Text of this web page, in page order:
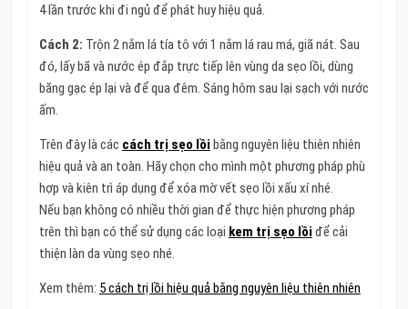
4 lần trước khi đi ngủ để phát huy hiệu quả.
Cách 2: Trộn 2 nắm lá tía tô với 1 nắm lá rau má, giã nát. Sau
đó, lấy bã và nước ép đắp trực tiếp lên vùng da sẹo lồi, dùng
băng gạc ép lại và để qua đêm. Sáng hôm sau lại sạch với nước
ấm.
Trên đây là các cách trị sẹo lồibằng nguyên liệu thiên nhiên
hiệu quả và an toàn. Hãy chọn cho mình một phương pháp phù
hợp và kiên trì áp dụng để xóa mờ vết sẹo lồi xấu xí nhé.
Nếu bạn không có nhiều thời gian để thực hiện phương pháp
trên thì bạn có thể sử dụng các loại kem trị sẹo lồiđể cải
thiện làn da vùng sẹo nhé.
Xem thêm: 5 cách trị lồi hiệu quả bằng nguyên liệu thiên nhiên